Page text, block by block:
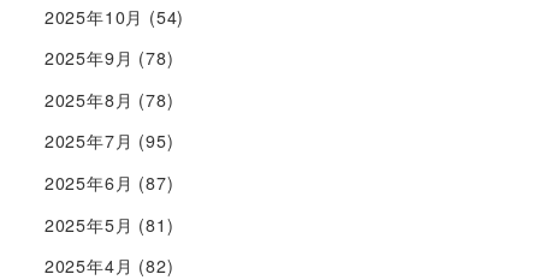
2025年10月 (54)
2025年9月 (78)
2025年8月 (78)
2025年7月 (95)
2025年6月 (87)
2025年5月 (81)
2025年4月 (82)